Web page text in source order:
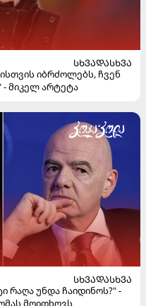
ᲡᲮᲕᲐᲓᲐᲡᲮᲕᲐ
იბრძოლებს, ჩვენ
- მიკელ არტეტა
ᲡᲮᲕᲐᲓᲐᲡᲮᲕᲐ
რაღა უნდა ჩაიდინოს?" -
მოითხოვს